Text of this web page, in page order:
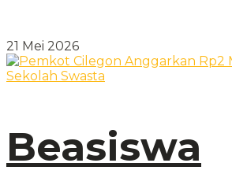
21 Mei 2026
Beasiswa